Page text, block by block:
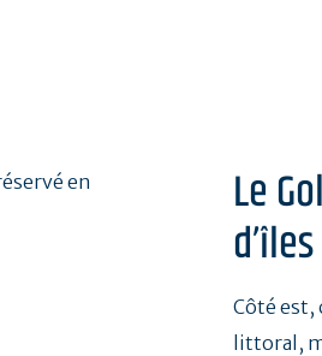
Le
d’îles
Côté est,
littoral,